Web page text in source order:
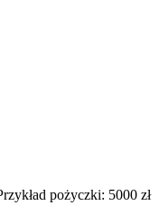
pożyczki: 5000 zł